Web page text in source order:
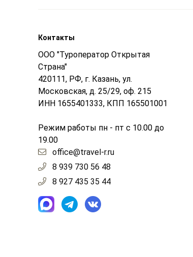
Контакты
ООО "Туроператор Открытая
Страна"
420111, РФ, г. Казань, ул.
Московская, д. 25/29, оф. 215
ИНН 1655401333, КПП 165501001
Режим работы пн - пт с 10.00 до
19.00
office@travel-r.ru
8 939 730 56 48
8 927 435 35 44